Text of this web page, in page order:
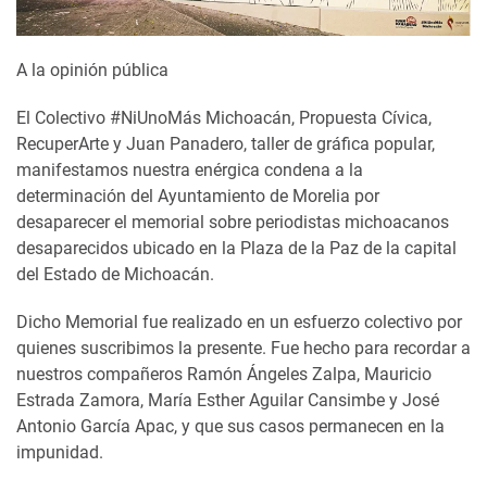
A la opinión pública
El Colectivo #NiUnoMás Michoacán, Propuesta Cívica,
RecuperArte y Juan Panadero, taller de gráfica popular,
manifestamos nuestra enérgica condena a la
determinación del Ayuntamiento de Morelia por
desaparecer el memorial sobre periodistas michoacanos
desaparecidos ubicado en la Plaza de la Paz de la capital
del Estado de Michoacán.
Dicho Memorial fue realizado en un esfuerzo colectivo por
quienes suscribimos la presente. Fue hecho para recordar a
nuestros compañeros Ramón Ángeles Zalpa, Mauricio
Estrada Zamora, María Esther Aguilar Cansimbe y José
Antonio García Apac, y que sus casos permanecen en la
impunidad.